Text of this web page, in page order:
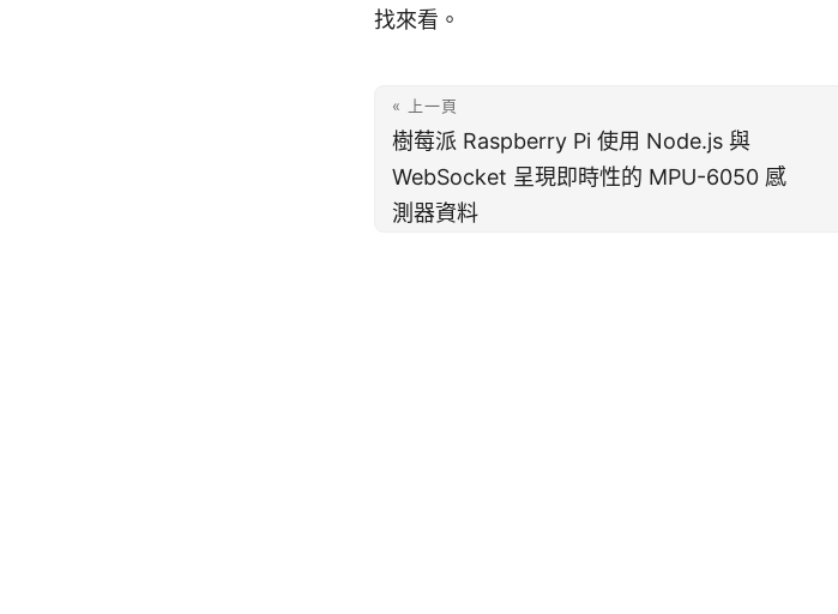
找來看。
« 上一頁
樹莓派 Raspberry Pi 使用 Node.js 與
WebSocket 呈現即時性的 MPU-6050 感
測器資料